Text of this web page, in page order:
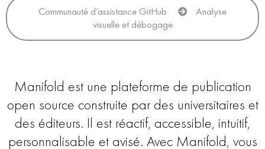
Communauté d’assistance GitHub
Analyse
visuelle et débogage
Manifold est une plateforme de publication
open source construite par des universitaires et
des éditeurs. Il est réactif, accessible, intuitif,
personnalisable et avisé. Avec Manifold, vous